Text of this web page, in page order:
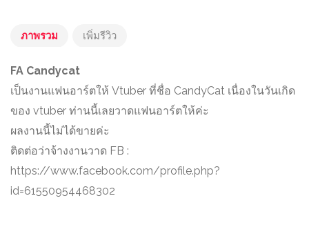
ภาพรวม เพิ่มรีวิว
FA Candycat
เป็นงานแฟนอาร์ตให้ Vtuber ที่ชื่อ CandyCat เนื่องในวันเกิด
ของ vtuber ท่านนี้เลยวาดแฟนอาร์ตให้ค่ะ
ผลงานนี้ไม่ได้ขายค่ะ
ติดต่อว่าจ้างงานวาด FB :
https://www.facebook.com/profile.php?
id=61550954468302